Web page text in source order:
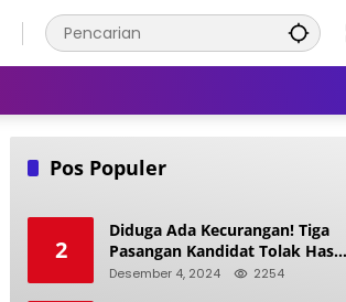
Pos Populer
2
Diduga Ada Kecurangan! Tiga
Pasangan Kandidat Tolak Hasil
Pilkada Kerinci 2024
Desember 4, 2024 2254